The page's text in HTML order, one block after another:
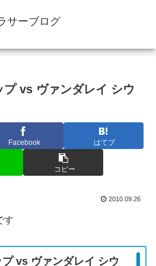
サーブログ
プ vs ヴァンダレイ シウ
Facebook はてブ
コピー
2010.09.26
す
プ vs ヴァンダレイ シウ